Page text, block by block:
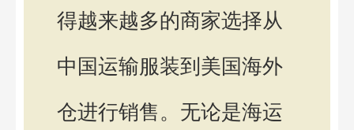
得越来越多的商家选择从
中国运输服装到美国海外
仓进行销售。无论是海运